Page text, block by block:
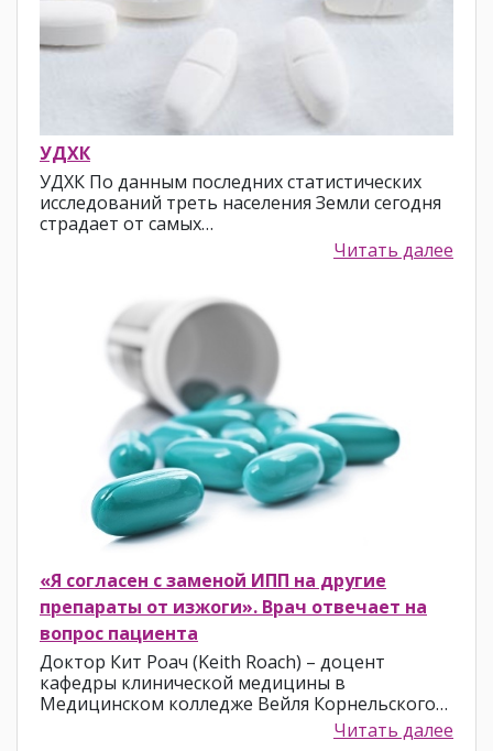
УДХК
УДХК По данным последних статистических
исследований треть населения Земли сегодня
страдает от самых…
Читать далее
«Я согласен с заменой ИПП на другие
препараты от изжоги». Врач отвечает на
вопрос пациента
Доктор Кит Роач (Keith Roach) – доцент
кафедры клинической медицины в
Медицинском колледже Вейля Корнельского…
Читать далее